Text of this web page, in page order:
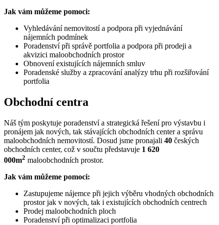
Jak vám můžeme pomoci:
Vyhledávání nemovitostí a podpora při vyjednávání
nájemních podmínek
Poradenství při správě portfolia a podpora při prodeji a
akvizici maloobchodních prostor
Obnovení existujících nájemních smluv
Poradenské služby a zpracování analýzy trhu při rozšiřování
portfolia
Obchodní centra
Náš tým poskytuje poradenství a strategická řešení pro výstavbu i
pronájem jak nových, tak stávajících obchodních center a správu
maloobchodních nemovitostí. Dosud jsme pronajali 40 českých
obchodních center, což v součtu představuje 1 620
000m2 maloobchodních prostor.
Jak vám můžeme pomoci:
Zastupujeme nájemce při jejich výběru vhodných obchodních
prostor jak v nových, tak i existujících obchodních centrech
Prodej maloobchodních ploch
Poradenství při optimalizaci portfolia